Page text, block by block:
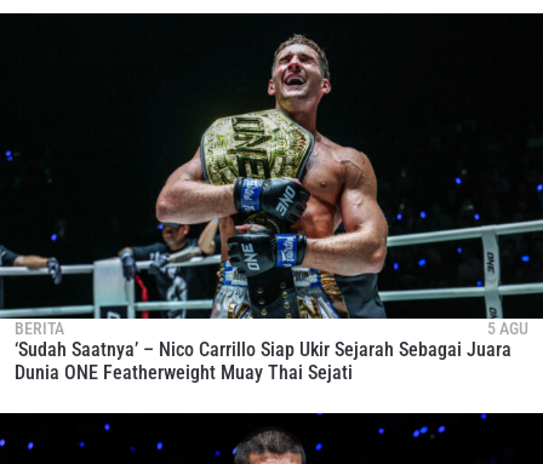
BERITA 5 AGU
‘Sudah Saatnya’ – Nico Carrillo Siap Ukir Sejarah Sebagai Juara
Dunia ONE Featherweight Muay Thai Sejati